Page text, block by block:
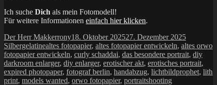
Ich suche Dich als mein Fotomodell!
Für weitere Informationen einfach hier klicken.
Autor
Der Herr MakkerronyVeröffentlicht
am
18. Oktober 202527. Dezember 2025
SilbergelatineSchlagwörter
altes fotopapier, altes fotopapier entwickeln, altes orwo
fotopapier entwickeln, curly schaddai, das besondere portrait, diy
darkroom enlarger, diy enlarger, erotischer akt, erotisches portrait,
expired photopaper, fotograf berlin, handabzug, lichtbildprophet, lith
print, models wanted, orwo fotopapier, portraitshooting